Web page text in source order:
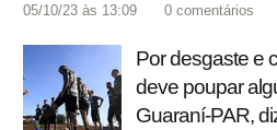
05/10/23 às 13:09 0 comentários
Por desgaste e
deve poupar
Guaraní-PAR,